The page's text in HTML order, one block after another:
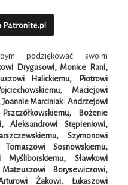
podziękować swoim
Drygasowi, Monice Rani,
Halickiemu, Piotrowi
Maciejowi
Joannie Marciniaki Andrzejowi
Bożenie
Aleksandrowi Stępieniowi,
Szymonowi
Sosnowskiemu,
Sławkowi
Mateuszowi Borysewiczowi,
Żakowi, Łukaszowi